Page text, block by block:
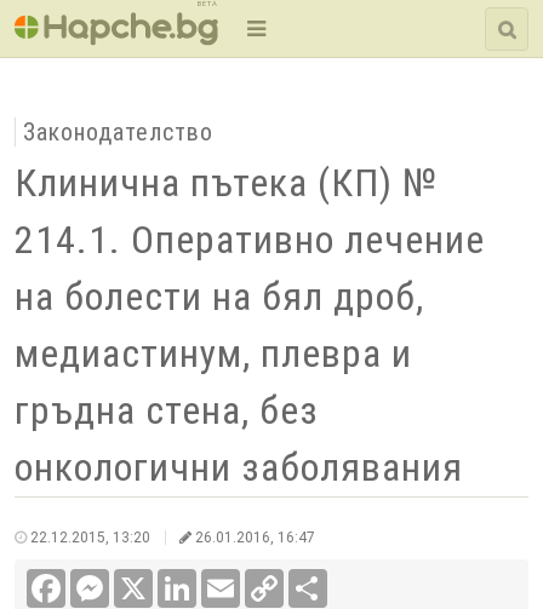
BETA
Законодателство
Клинична пътека (КП) №
214.1. Оперативно лечение
на болести на бял дроб,
медиастинум, плевра и
гръдна стена, без
онкологични заболявания
22.12.2015, 13:20 26.01.2016, 16:47
FacebookMessenger LinkedInEmail
Copy
Link